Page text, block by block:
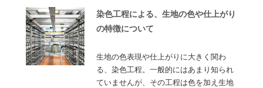
染色工程による、生地の色や仕上がり
の特徴について
生地の色表現や仕上がりに大きく関わ
る、染色工程。一般的にはあまり知られ
ていませんが、その工程は色を加え生地